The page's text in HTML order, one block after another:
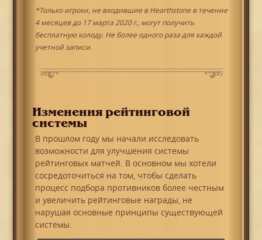
*Только игроки, не входившие в Hearthstone в течение
4 месяцев до 17 марта 2020 г., могут получить
бесплатную колоду. Не более одного раза для каждой
учетной записи.
Изменения рейтинговой
системы
В прошлом году мы начали исследовать
возможности для улучшения системы
рейтинговых матчей. В основном мы хотели
сосредоточиться на том, чтобы сделать
процесс подбора противников более честным
и увеличить рейтинговые награды, не
нарушая основные принципы существующей
системы.